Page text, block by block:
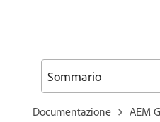
Documentazione
AEM
Sommario